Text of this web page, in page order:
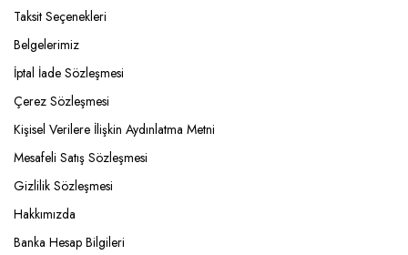
Taksit Seçenekleri
Belgelerimiz
İptal İade Sözleşmesi
Çerez Sözleşmesi
Kişisel Verilere İlişkin Aydınlatma Metni
Mesafeli Satış Sözleşmesi
Gizlilik Sözleşmesi
Hakkımızda
Banka Hesap Bilgileri